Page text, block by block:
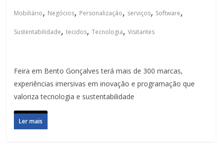
Mobiliário, Negócios, Personalização, serviços, Software,
Sustentabilidade,tecidos,Tecnologia,Visitantes
Feira em Bento Gonçalves terá mais de 300 marcas,
experiências imersivas em inovação e programação que
valoriza tecnologia e sustentabilidade
Ler mais